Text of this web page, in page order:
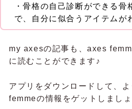
・骨格の自己診断ができる骨
で、自分に似合うアイテムが
my axesの記事も、axes
に読むことができます♪
アプリをダウンロードして、
femmeの情報をゲットしまし